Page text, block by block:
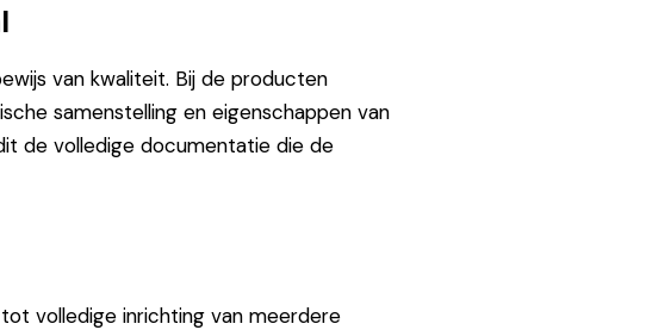
van kwaliteit. Bij de producten
samenstelling en eigenschappen van
de volledige documentatie die de
volledige inrichting van meerdere